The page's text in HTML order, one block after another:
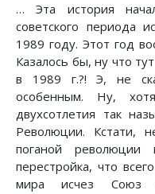
… Эта история
советского периода
1989 году. Этот год
Казалось бы, ну что
в 1989 г.?! Э, не
особенным. Ну,
двухсотлетия так
Революции. Кстати,
поганой
перестройка, что
мира исчез Союз